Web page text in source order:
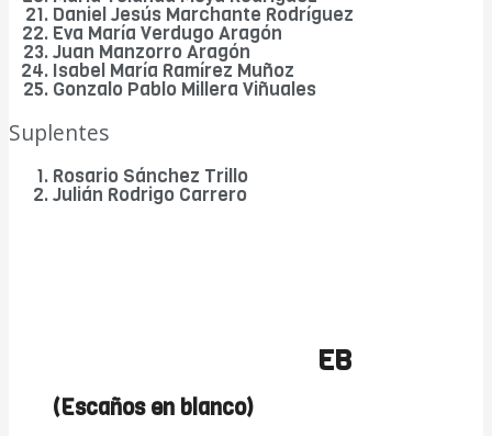
Daniel Jesús Marchante Rodríguez
Eva María Verdugo Aragón
Juan Manzorro Aragón
Isabel María Ramírez Muñoz
Gonzalo Pablo Millera Viñuales
Suplentes
Rosario Sánchez Trillo
Julián Rodrigo Carrero
EB
(Escaños en blanco)